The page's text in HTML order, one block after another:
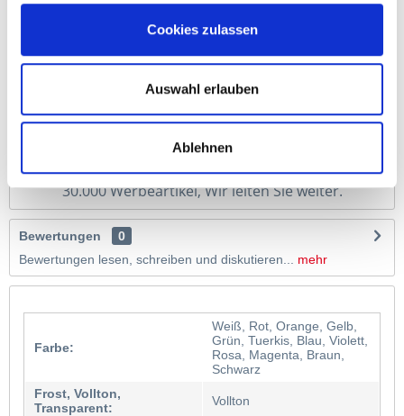
Cookies zulassen
Auswahl erlauben
Ablehnen
Tassen, Taschen, Süßes, Nachhaltiges, Notizblöcke,
30.000 Werbeartikel, Wir leiten Sie weiter.
Bewertungen
0
Bewertungen lesen, schreiben und diskutieren...
mehr
Farbe:
Weiß, Rot, Orange, Gelb,
Grün, Tuerkis, Blau, Violett,
Rosa, Magenta, Braun,
Schwarz
Frost, Vollton,
Transparent:
Vollton